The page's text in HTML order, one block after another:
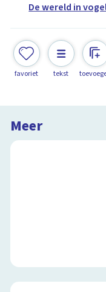
De wereld in
favoriet tekst
Meer